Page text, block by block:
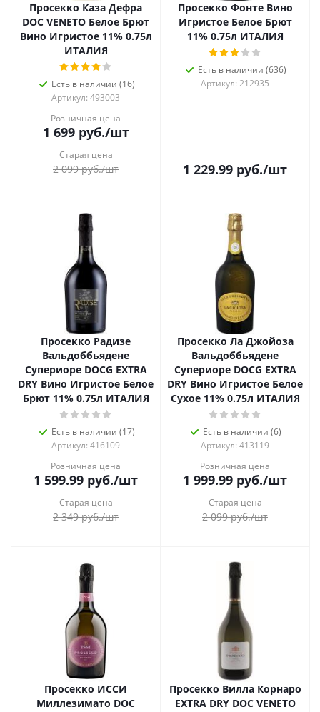
Просекко Каза Дефра
DOC VENETO Белое Брют
Вино Игристое 11% 0.75л
ИТАЛИЯ
Есть в наличии (16)
Артикул: 493003
Розничная цена
1 699руб./шт
Старая цена
2 099руб./шт
Просекко Фонте Вино
Игристое Белое Брют
11% 0.75л ИТАЛИЯ
Есть в наличии (636)
Артикул: 212935
1 229.99 руб./шт
Просекко Радизе
Вальдоббьядене
Супериоре DOCG EXTRA
DRY Вино Игристое Белое
Брют 11% 0.75л ИТАЛИЯ
Есть в наличии (17)
Артикул: 416109
Розничная цена
1 599.99 руб./шт
Старая цена
2 349руб./шт
Просекко Ла Джойоза
Вальдоббьядене
Супериоре DOCG EXTRA
DRY Вино Игристое Белое
Сухое 11% 0.75л ИТАЛИЯ
Есть в наличии (6)
Артикул: 413119
Розничная цена
1 999.99 руб./шт
Старая цена
2 099руб./шт
Просекко ИССИ
Миллезимато DOC
Просекко Вилла Корнаро
EXTRA DRY DOC VENETO